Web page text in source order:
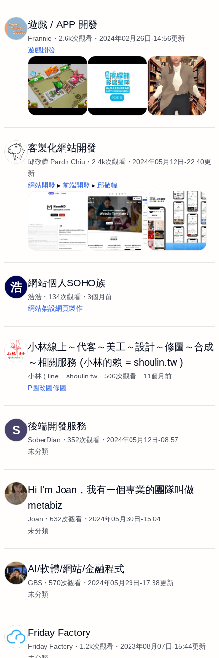
遊戲 / APP 開發
Frannie 2.6k次觀看
2024年02月26日-14:56更新
遊戲開發
客製化網站開發
邱敬幃 Pardn Chiu 2.4k次觀看
2024年05月12日-22:40更
新
網站開發
前端開發 邱敬幃
浩 網站個人SOHO族
浩浩 134次觀看
3個月前
網站架設網頁製作
小林線上～代客～美工～設計～修圖～合成
～相關服務 (小林的賴 = shoulin.tw )
小林 ( line = shoulin.tw 506次觀看
11個月前
P圖改圖修圖
S 後端開發服務
SoberDian 352次觀看
2024年05月12日-08:57
未分類
Hi I'm Joan，我有一個專業的團隊叫做
metabiz
Joan 632次觀看
2024年05月30日-15:04
未分類
AI/軟體/網站/金融程式
GBS 570次觀看
2024年05月29日-17:38更新
未分類
Friday Factory
Friday Factory 1.2k次觀看
2023年08月07日-15:44更新